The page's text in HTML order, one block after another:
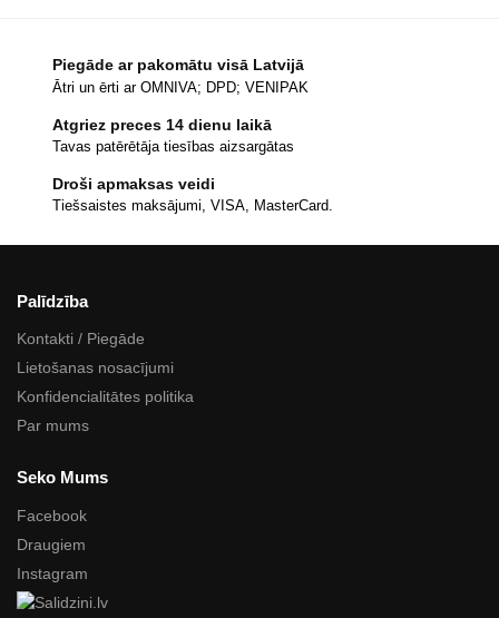
Piegāde ar pakomātu visā Latvijā
Ātri un ērti ar OMNIVA; DPD; VENIPAK
Atgriez preces 14 dienu laikā
Tavas patērētāja tiesības aizsargātas
Droši apmaksas veidi
Tiešsaistes maksājumi, VISA, MasterCard.
Palīdzība
Kontakti / Piegāde
Lietošanas nosacījumi
Konfidencialitātes politika
Par mums
Seko Mums
Facebook
Draugiem
Instagram